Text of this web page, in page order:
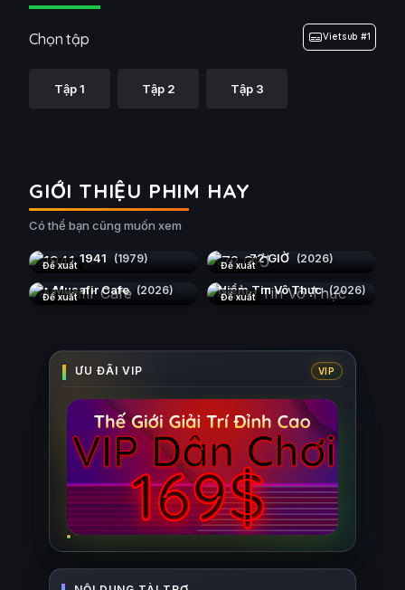
Chọn tập Vietsub #1
Tập 1 Tập 2 Tập 3
GIỚI THIỆU PHIM HAY
Có thể bạn cũng muốn xem
Đề xuất 1941 (1979) Đề xuất72 GIỜ (2026)
Đề xuất
Musafir Cafe (2026) Đề xuất
Niềm Tin Vô Thực (2026)